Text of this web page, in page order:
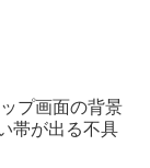
プ画面の背景
帯が出る不具